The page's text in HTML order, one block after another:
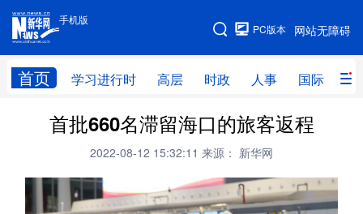
手机版
网站无障碍
PC版本
首页 学习进行时 高层 时政 人事 国际 财
手机版
网站地图
学习进行时 高层 时政 人事
财经 网评
思客智库 全球连线 教育
首批660名滞留海口的旅客返程
2022-08-12 15:32:11 来源： 新华网